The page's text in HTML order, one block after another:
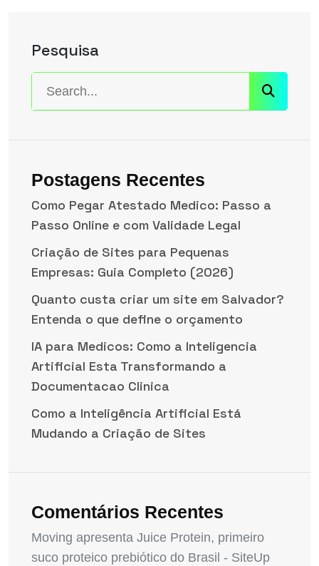
Pesquisa
Postagens Recentes
Como Pegar Atestado Medico: Passo a
Passo Online e com Validade Legal
Criação de Sites para Pequenas
Empresas: Guia Completo (2026)
Quanto custa criar um site em Salvador?
Entenda o que define o orçamento
IA para Medicos: Como a Inteligencia
Artificial Esta Transformando a
Documentacao Clinica
Como a Inteligência Artificial Está
Mudando a Criação de Sites
Comentários Recentes
Moving apresenta Juice Protein, primeiro
suco proteico prebiótico do Brasil - SiteUp